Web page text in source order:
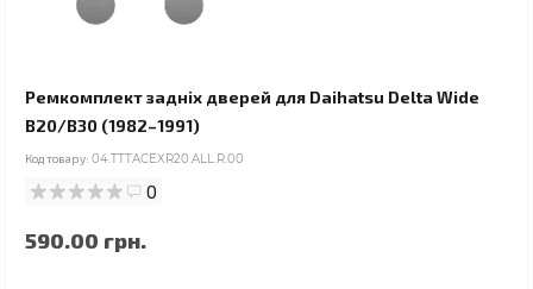
Ремкомплект задніх дверей для Daihatsu Delta Wide
B20/B30 (1982–1991)
Код товару: 04.TTTACEXR20.ALL.R.00
0
590.00 грн.